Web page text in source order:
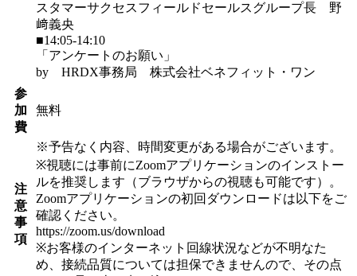
スタマーサクセスフィールドセールスグループ長 野
﨑義央
■14:05-14:10
「アンケートのお願い」
by HRDX事務局 株式会社ベネフィット・ワン
参
加
費
無料
注
意
事
項
※予告なく内容、時間変更がある場合がございます。
※視聴には事前にZoomアプリケーションのインストー
ルを推奨します（ブラウザからの視聴も可能です）。
Zoomアプリケーションの初回ダウンロードは以下をご
確認ください。
https://zoom.us/download
※お客様のインターネット回線状況などが不明なた
め、接続品質については担保できませんので、その点